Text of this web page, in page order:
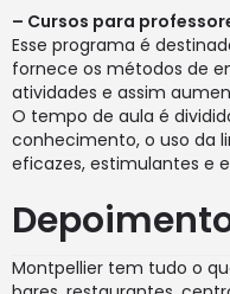
– Cursos para
Esse programa é
fornece os métodos de
atividades e assim
O tempo de aula é
conhecimento, o uso da
eficazes, estimulantes e
Montpellier tem tudo o